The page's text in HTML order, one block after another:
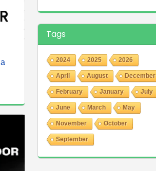
Tags
2024 2025 2026
April August December
February January July
June March May
November October
September